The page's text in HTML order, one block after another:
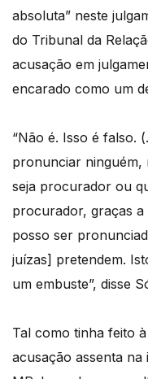
absoluta” neste
do Tribunal da
acusação em
encarado como um
“Não é. Isso é falso.
pronunciar ninguém,
seja procurador ou
procurador, graças
posso ser
juízas] pretendem.
um embuste”, disse
Tal como tinha feito
acusação assenta na